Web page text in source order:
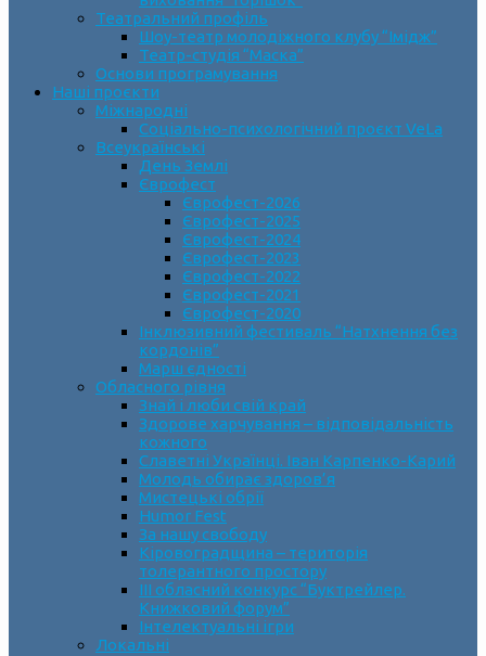
Театральний профіль
Шоу-театр молодіжного клубу “Імідж”
Театр-студія “Маска”
Основи програмування
Наші проєкти
Міжнародні
Соціально-психологічний проєкт VeLa
Всеукраїнські
День Землі
Єврофест
Єврофест-2026
Єврофест-2025
Єврофест-2024
Єврофест-2023
Єврофест-2022
Єврофест-2021
Єврофест-2020
Інклюзивний фестиваль “Натхнення без
кордонів”
Марш єдності
Обласного рівня
Знай і люби свій край
Здорове харчування – відповідальність
кожного
Славетні Українці. Іван Карпенко-Карий
Молодь обирає здоров’я
Мистецькі обрії
Humor Fest
За нашу свободу
Кіровоградщина – територія
толерантного простору
ІII обласний конкурс “Буктрейлер.
Книжковий форум”
Інтелектуальні ігри
Локальні